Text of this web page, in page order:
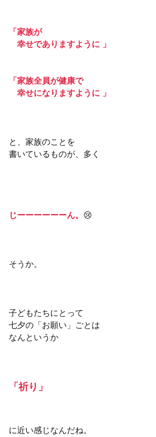
「家族が
幸せでありますように 」
「家族全員が健康で
幸せになりますように 」
と、家族のことを
書いているものが、多く
じーーーーーーん。 😢
そうか。
子どもたちにとって
七夕の「お願い」ごとは
なんというか
「祈り」
に近い感じなんだね。